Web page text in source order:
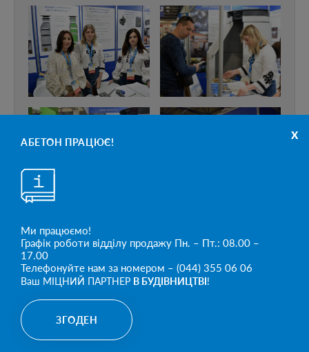
x
АБЕТОН ПРАЦЮЄ!
Ми працюємо!
Графік роботи відділу продажу Пн. – Пт.: 08.00 –
17.00
Телефонуйте нам за номером – (044) 355 06 06
Ваш МІЦНИЙ ПАРТНЕР В БУДІВНИЦТВІ!
ЗГОДЕН